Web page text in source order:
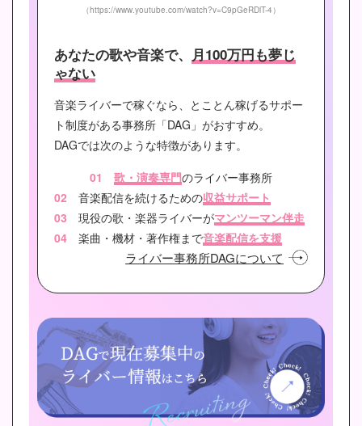
（https://www.youtube.com/watch?v=C9pGeRDlT-4）
あなたの歌や音楽で、 月100万円も夢じ
ゃない
音楽ライバーで稼ぐなら、とことん稼げるサポー
ト制度がある事務所「DAG」がおすすめ。
DAGでは次のような特徴があります。
01
歌・演奏専門のライバー事務所
02 音楽配信を続けるための収益サポート
03 現役の歌・楽器ライバーがマンツーマン伴走
04 楽曲・機材・著作権まで音楽配信を支援
ライバー事務所DAGについて